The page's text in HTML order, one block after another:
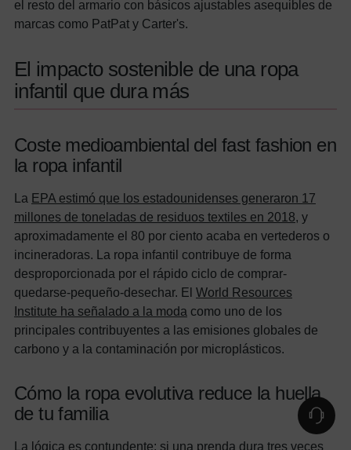
el resto del armario con básicos ajustables asequibles de
marcas como PatPat y Carter's.
El impacto sostenible de una ropa
infantil que dura más
Coste medioambiental del fast fashion en
la ropa infantil
La EPA estimó que los estadounidenses generaron 17
millones de toneladas de residuos textiles en 2018, y
aproximadamente el 80 por ciento acaba en vertederos o
incineradoras. La ropa infantil contribuye de forma
desproporcionada por el rápido ciclo de comprar-
quedarse-pequeño-desechar. El World Resources
Institute ha señalado a la moda como uno de los
principales contribuyentes a las emisiones globales de
carbono y a la contaminación por microplásticos.
Cómo la ropa evolutiva reduce la huella
de tu familia
La lógica es contundente: si una prenda dura tres veces